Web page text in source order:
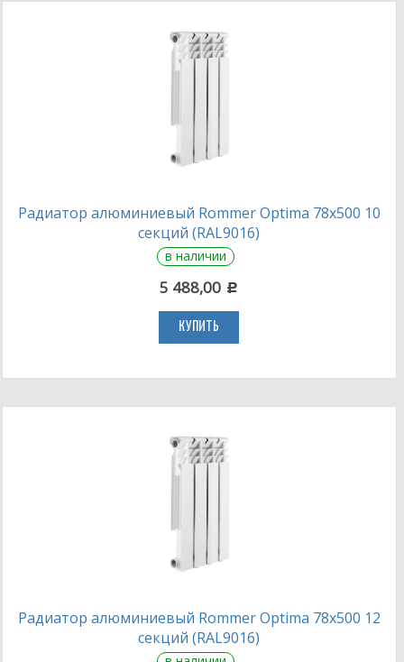
Радиатор алюминиевый Rommer Optima 78х500 10
секций (RAL9016)
в наличии
5 488,00 c
КУПИТЬ
Радиатор алюминиевый Rommer Optima 78х500 12
секций (RAL9016)